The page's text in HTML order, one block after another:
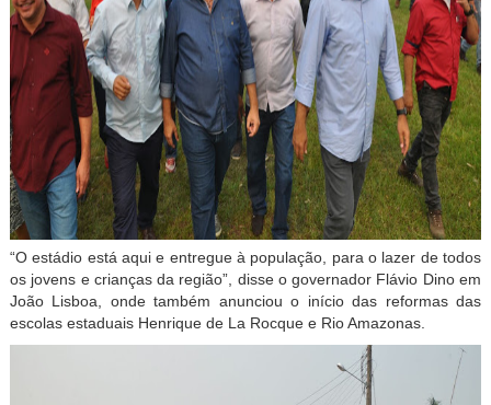
“O estádio está aqui e entregue à população, para o lazer de todos
os jovens e crianças da região”, disse o governador Flávio Dino em
João Lisboa, onde também anunciou o início das reformas das
escolas estaduais Henrique de La Rocque e Rio Amazonas.